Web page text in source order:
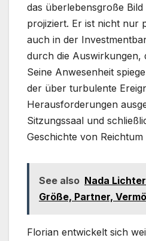
das überlebensgroße
projiziert. Er ist nicht nur
auch in der
durch die Auswirkungen,
Seine Anwesenheit
der über turbulente
Herausforderungen
Sitzungssaal und
Geschichte von
See also Nada
Größe, Partner,
Florian entwickelt sich